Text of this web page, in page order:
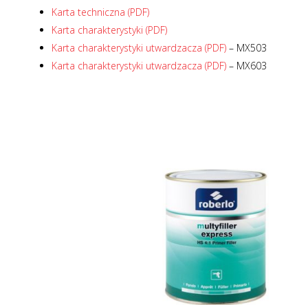
Karta techniczna (PDF)
Karta charakterystyki (PDF)
Karta charakterystyki utwardzacza (PDF) – MX503
Karta charakterystyki utwardzacza (PDF) – MX603